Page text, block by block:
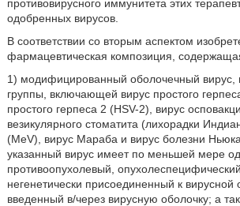
противовирусного иммунитета этих
одобренных вирусов.
В соответствии со вторым аспектом
фармацевтическая композиция,
1) модифицированный оболочечный вирус,
группы, включающей вирус простого
простого герпеса 2 (HSV-2), вирус
везикулярного стоматита (лихорадки
(MeV), вирус Мараба и вирус болезни
указанный вирус имеет по меньшей мере
противоопухолевый,
негенетически присоединенный к вирусной
введенный в/через вирусную оболочку; а